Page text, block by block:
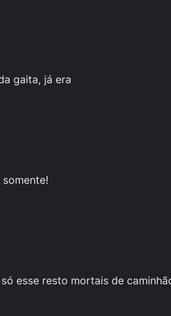
gaita, já era
somente!
esse resto mortais de